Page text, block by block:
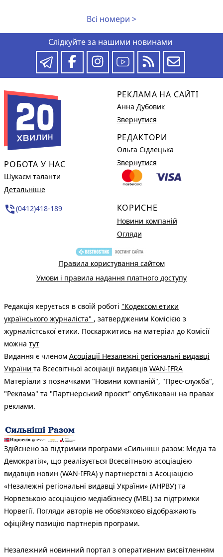
Всі номери >
Слідкуйте за нашими новинами
РОБОТА У НАС
Шукаєм таланти
Детальніше
phone_in_talk(0412)418-189
РЕКЛАМА НА САЙТІ
Анна Дубовик
Звернутися
РЕДАКТОРИ
Ольга Сідлецька
Звернутися
КОРИСНЕ
Новини компаній
Огляди
Правила користування сайтом
Умови і правила надання платного доступу
Редакція керується в своїй роботі "Кодексом етики
українського журналіста" , затвердженим Комісією з
журналістської етики. Поскаржитись на матеріал до Комісії
можна тут
Видання є членом Асоціації Незалежні регіональні видавці
України та Всесвітньої асоціації видавців WAN-IFRA
Матеріали з позначками "Новини компаній", "Прес-служба",
"Реклама" та "Партнерський проєкт" опубліковані на правах
реклами.
Здійснено за підтримки програми «Сильніші разом: Медіа та
Демократія», що реалізується Всесвітньою асоціацією
видавців новин (WAN-IFRA) у партнерстві з Асоціацією
«Незалежні регіональні видавці України» (АНРВУ) та
Норвезькою асоціацією медіабізнесу (MBL) за підтримки
Норвегії. Погляди авторів не обов’язково відображають
офіційну позицію партнерів програми.
Незалежний новинний портал з оперативним висвітленням